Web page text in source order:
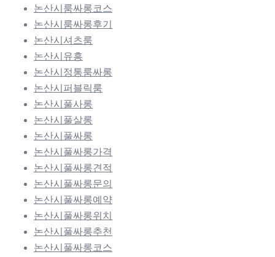
논산시룸싸롱코스
논산시룸싸롱후기
논산시셔츠룸
논산시유흥
논산시정통룸싸롱
논산시퍼블릭룸
논산시풀사롱
논산시풀살롱
논산시풀싸롱
논산시풀싸롱가격
논산시풀싸롱견적
논산시풀싸롱문의
논산시풀싸롱예약
논산시풀싸롱위치
논산시풀싸롱추천
논산시풀싸롱코스